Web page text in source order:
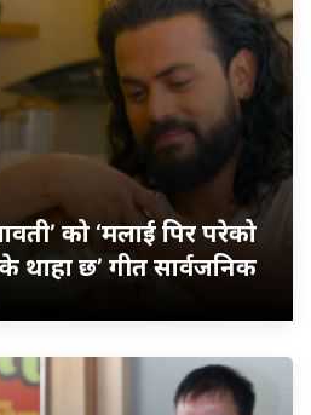
को ‘मलाई पिर परेको
थाहा छ’ गीत सार्वजनिक